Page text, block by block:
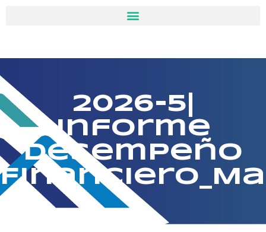
2026-5|
Informe
Desempeño